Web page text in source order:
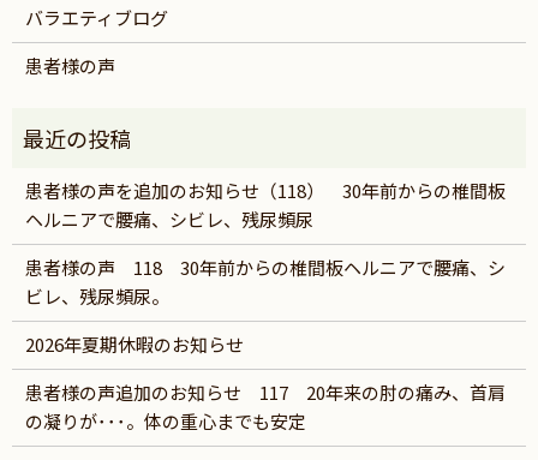
バラエティブログ
患者様の声
患者様の声を追加のお知らせ（118） 30年前からの椎間板
ヘルニアで腰痛、シビレ、残尿頻尿
患者様の声 118 30年前からの椎間板ヘルニアで腰痛、シ
ビレ、残尿頻尿。
2026年夏期休暇のお知らせ
患者様の声追加のお知らせ 117 20年来の肘の痛み、首肩
の凝りが･･･。体の重心までも安定